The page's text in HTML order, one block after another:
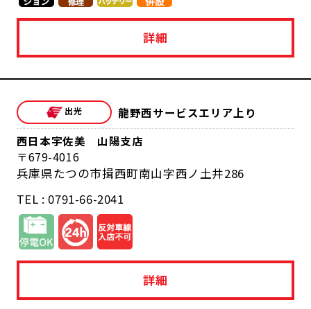
詳細
龍野西サービスエリア上り
西日本宇佐美 山陽支店
679-4016
兵庫県たつの市揖西町南山字西ノ土井286
TEL : 0791-66-2041
詳細